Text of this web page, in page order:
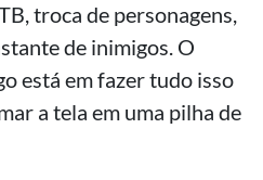
troca de personagens,
de inimigos. O
está em fazer tudo isso
a tela em uma pilha de